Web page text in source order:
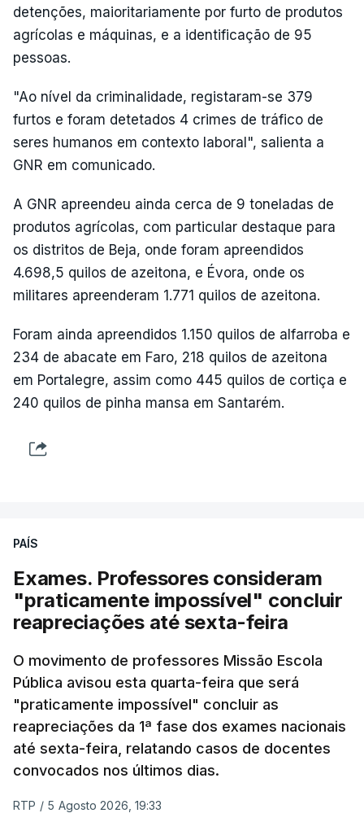
detenções, maioritariamente por furto de produtos
agrícolas e máquinas, e a identificação de 95
pessoas.
"Ao nível da criminalidade, registaram-se 379
furtos e foram detetados 4 crimes de tráfico de
seres humanos em contexto laboral", salienta a
GNR em comunicado.
A GNR apreendeu ainda cerca de 9 toneladas de
produtos agrícolas, com particular destaque para
os distritos de Beja, onde foram apreendidos
4.698,5 quilos de azeitona, e Évora, onde os
militares apreenderam 1.771 quilos de azeitona.
Foram ainda apreendidos 1.150 quilos de alfarroba e
234 de abacate em Faro, 218 quilos de azeitona
em Portalegre, assim como 445 quilos de cortiça e
240 quilos de pinha mansa em Santarém.
PAÍS
Exames. Professores consideram
"praticamente impossível" concluir
reapreciações até sexta-feira
O movimento de professores Missão Escola
Pública avisou esta quarta-feira que será
"praticamente impossível" concluir as
reapreciações da 1ª fase dos exames nacionais
até sexta-feira, relatando casos de docentes
convocados nos últimos dias.
RTP / 5 Agosto 2026, 19:33